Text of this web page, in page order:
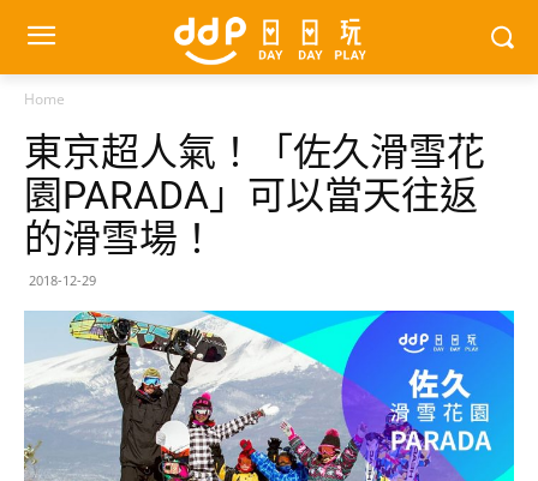
Home
東京超人氣！「佐久滑雪花
園PARADA」可以當天往返
的滑雪場！
2018-12-29